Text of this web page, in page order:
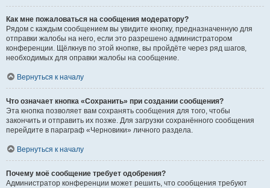
Как мне пожаловаться на сообщения модератору?
Рядом с каждым сообщением вы увидите кнопку, предназначенную для
отправки жалобы на него, если это разрешено администратором
конференции. Щёлкнув по этой кнопке, вы пройдёте через ряд шагов,
необходимых для оправки жалобы на сообщение.
Вернуться к началу
Что означает кнопка «Сохранить» при создании сообщения?
Эта кнопка позволяет вам сохранять сообщения для того, чтобы
закончить и отправить их позже. Для загрузки сохранённого сообщения
перейдите в параграф «Черновики» личного раздела.
Вернуться к началу
Почему моё сообщение требует одобрения?
Администратор конференции может решить, что сообщения требуют